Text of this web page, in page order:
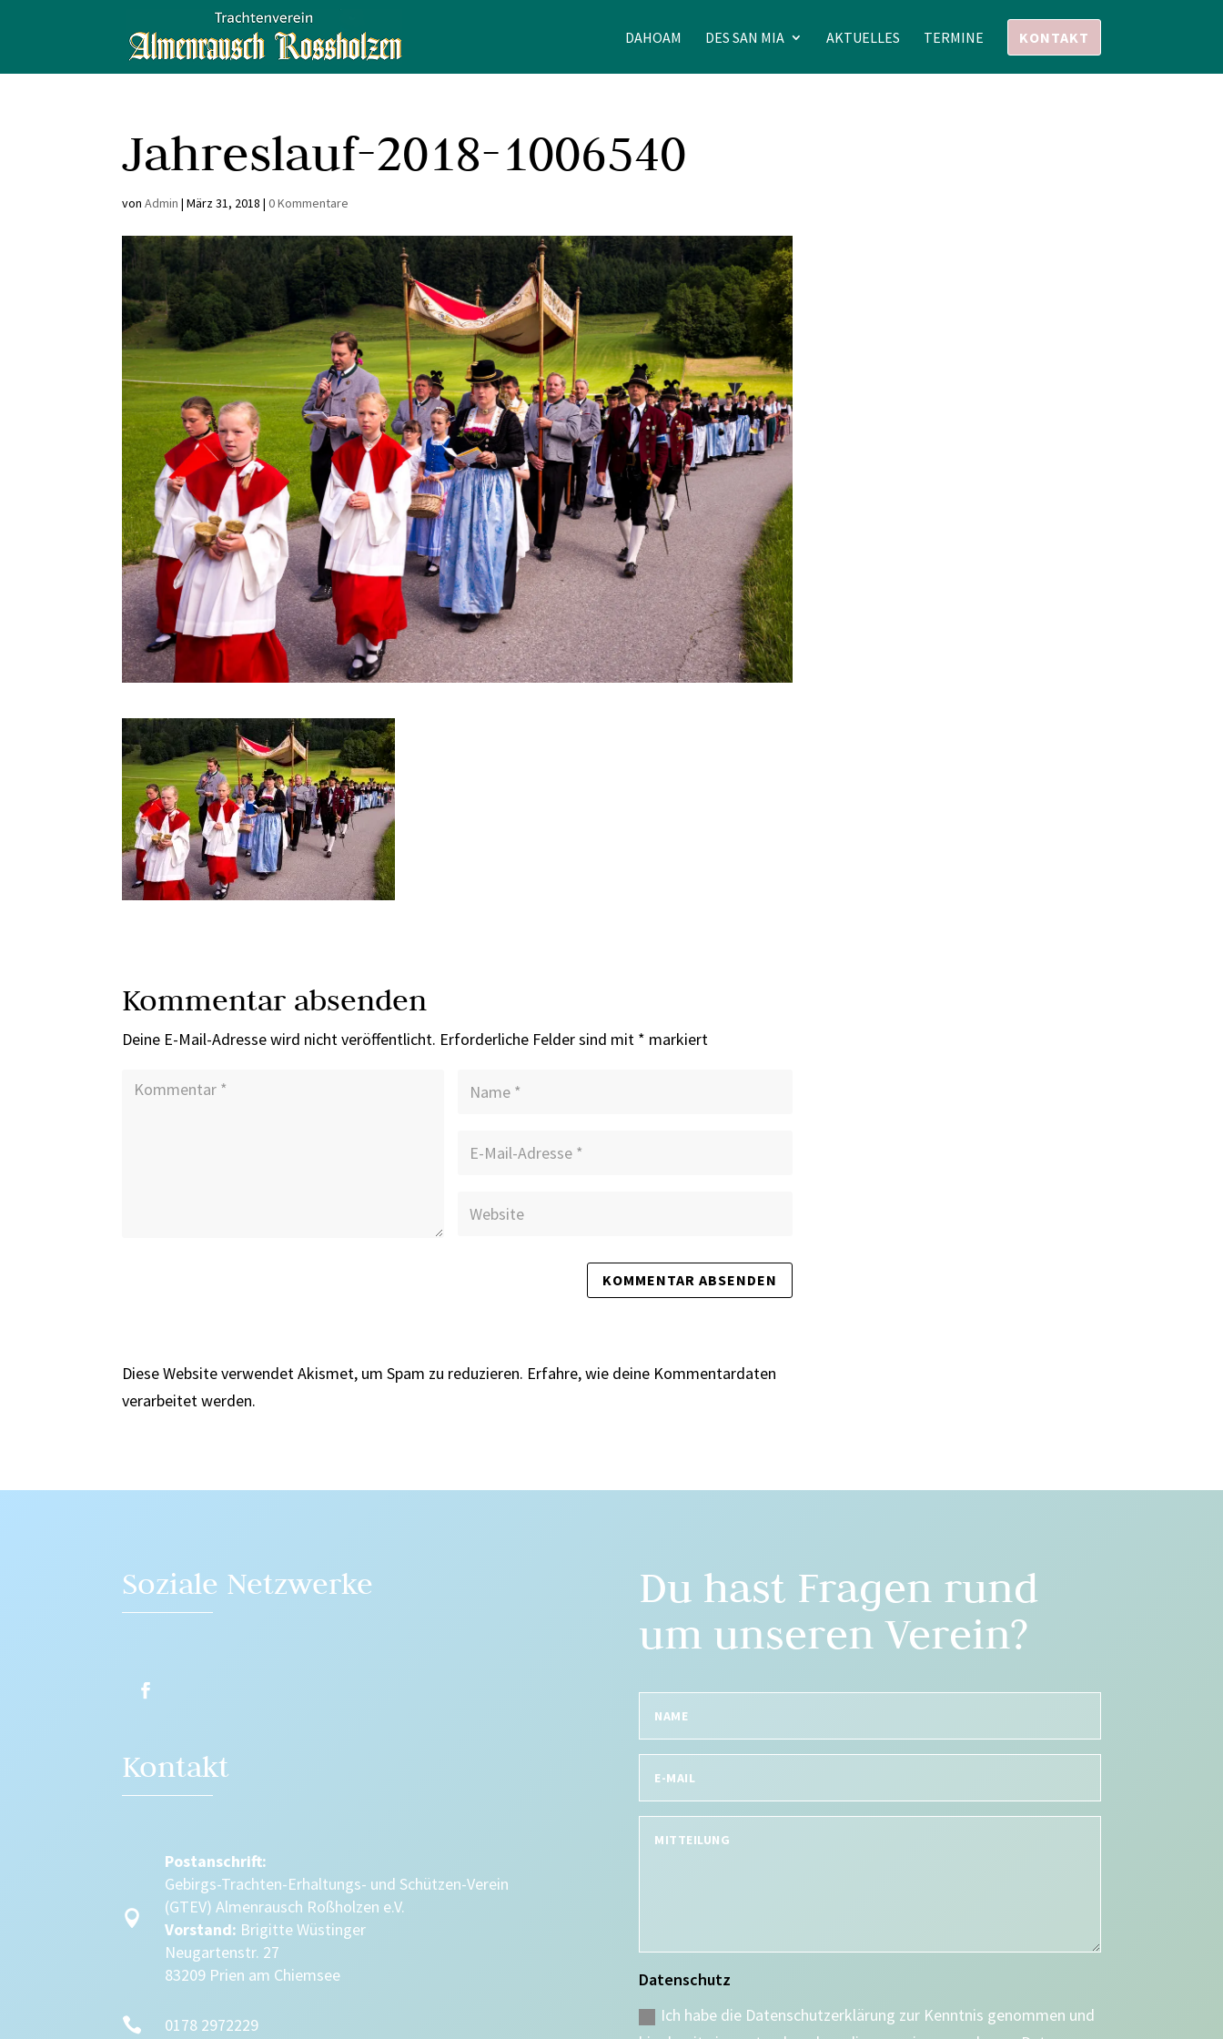
DAHOAM DES SAN MIA AKTUELLES TERMINE KONTAKT
Jahreslauf-2018-1006540
vonAdmin |März 31, 2018 |0 Kommentare
Kommentar absenden
Deine E-Mail-Adresse wird nicht veröffentlicht. Erforderliche Felder sind mit * markiert
Diese Website verwendet Akismet, um Spam zu reduzieren. Erfahre, wie deine Kommentardaten
verarbeitet werden.
Soziale Netzwerke
Kontakt

Postanschrift:
Gebirgs-Trachten-Erhaltungs- und Schützen-Verein
(GTEV) Almenrausch Roßholzen e.V.
Vorstand: Brigitte Wüstinger
Neugartenstr. 27
83209 Prien am Chiemsee
 0178 2972229
Du hast Fragen rund
um unseren Verein?
Datenschutz
Ich habe die Datenschutzerklärung zur Kenntnis genommen und